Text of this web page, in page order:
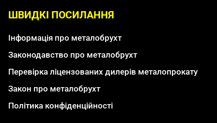
ШВИДКІ ПОСИЛАННЯ
Інформація про металобрухт
Законодавство про металобрухт
Перевірка ліцензованих дилерів металопрокату
Закон про металобрухт
Політика конфіденційності